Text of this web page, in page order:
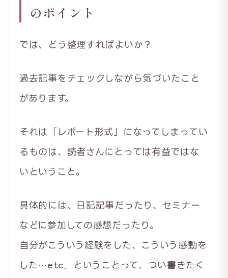
のポイント
では、どう整理すればよいか？
過去記事をチェックしながら気づいたこと
があります。
それは「レポート形式」になってしまってい
るものは、読者さんにとっては有益ではな
いということ。
具体的には、日記記事だったり、セミナー
などに参加しての感想だったり。
自分がこういう経験をした、こういう感動を
した…etc．ということって、つい書きたく